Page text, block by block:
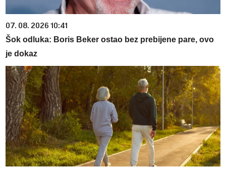
07. 08. 2026 10:41
Šok odluka: Boris Beker ostao bez prebijene pare, ovo
je dokaz